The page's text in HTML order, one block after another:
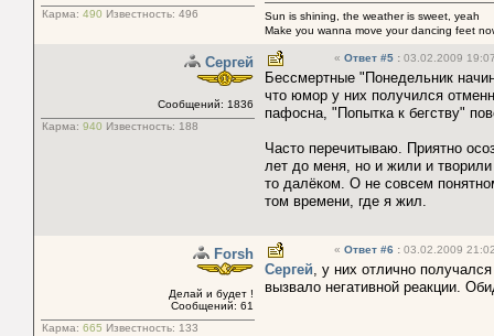
Карма: 490 Известность: 496
Sun is shining, the weather is sweet, yeah
Make you wanna move your dancing feet
Сергей
Сообщений: 1836
Карма: 940 Известность: 188
« Ответ #5 : 03.02.2009
Бессмертные "Понедельник
что юмор у них получился
пафосна, "Попытка к бегству"
Часто перечитываю. Приятно
лет до меня, но и жили и
то далёком. О не совсем
том времени, где я жил.
Forsh
Делай и будет !
Сообщений: 61
Карма: 665 Известность: 133
« Ответ #6 : 03.02.2009
Сергей, y них отлично
вызвало негативной реакции.